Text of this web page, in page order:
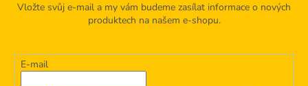
Vložte svůj e-mail a my vám budeme zasílat informace o nových
produktech na našem e-shopu.
E-mail